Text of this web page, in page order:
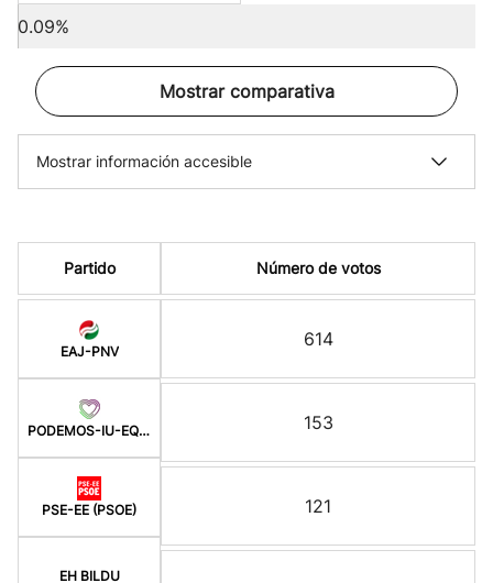
0.09%
Mostrar comparativa
Mostrar información accesible
Partido
EAJ-PNV
PODEMOS-IU-EQUO BERD
PSE-EE (PSOE)
EH BILDU
Número de votos
614
153
121